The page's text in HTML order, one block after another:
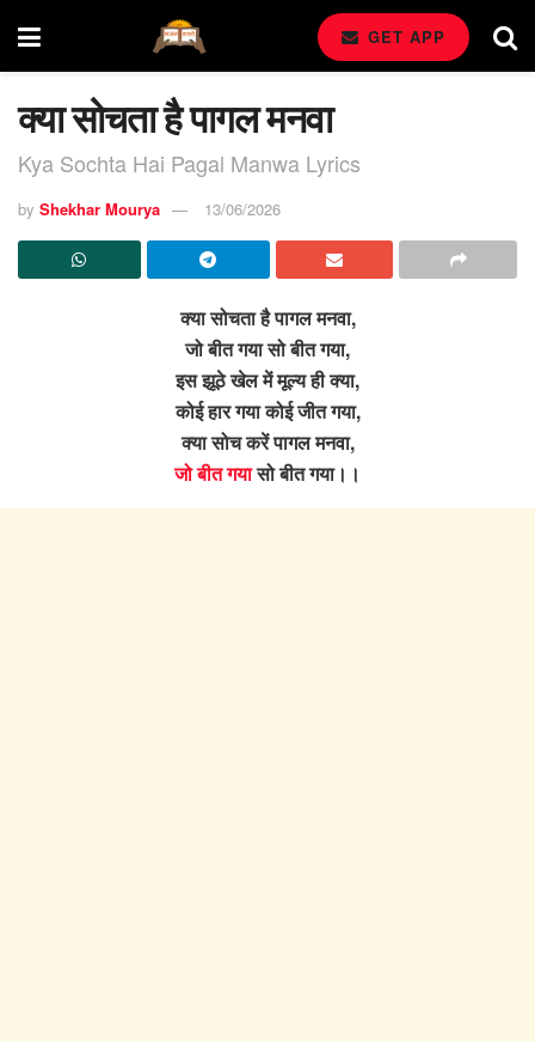
GET APP
क्या सोचता है पागल मनवा
Kya Sochta Hai Pagal Manwa Lyrics
by Shekhar Mourya 13/06/2026
क्या सोचता है पागल मनवा,
जो बीत गया सो बीत गया,
इस झूठे खेल में मूल्य ही क्या,
कोई हार गया कोई जीत गया,
क्या सोच करें पागल मनवा,
जो बीत गयासो बीत गया।।